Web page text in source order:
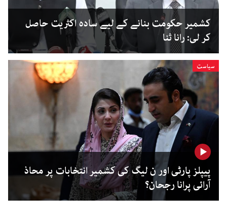
کشمیر حکومت بنانے کے لیے سادہ اکثریت حاصل
کر لی: رانا ثنا
سیاست
پیپلز پارٹی اور ن لیگ کی کشمیر انتخابات پر محاذ
آرائی پرانا رجحان؟